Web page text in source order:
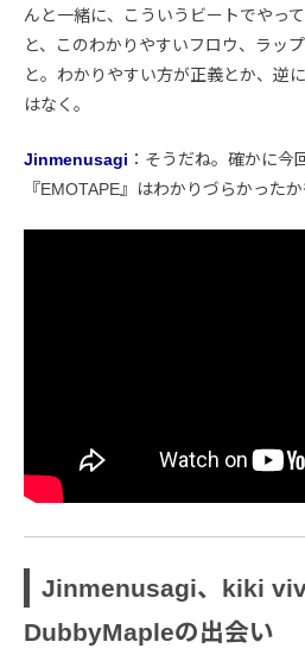
んと一緒に、こういうビートでやっ
と、このわかりやすいフロウ、ラッ
と。わかりやすい方が正義とか、逆
はなく。
Jinmenusagi ：そうだね。確かに今
『EMOTAPE』はわかりづらかった
Jinmenusagi、kiki
DubbyMapleの出会い